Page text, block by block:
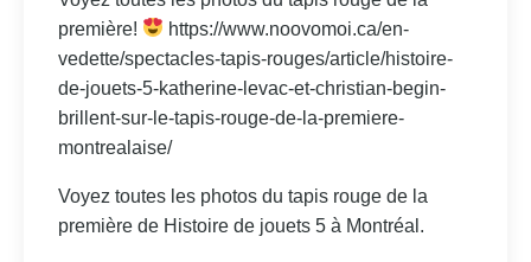
première!
https://www.noovomoi.ca/en-
vedette/spectacles-tapis-rouges/article/histoire-
de-jouets-5-katherine-levac-et-christian-begin-
brillent-sur-le-tapis-rouge-de-la-premiere-
montrealaise/
Voyez toutes les photos du tapis rouge de la
première de Histoire de jouets 5 à Montréal.